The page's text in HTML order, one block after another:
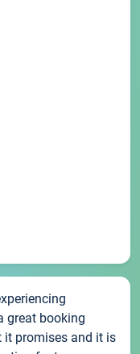
great booking
it promises and it is